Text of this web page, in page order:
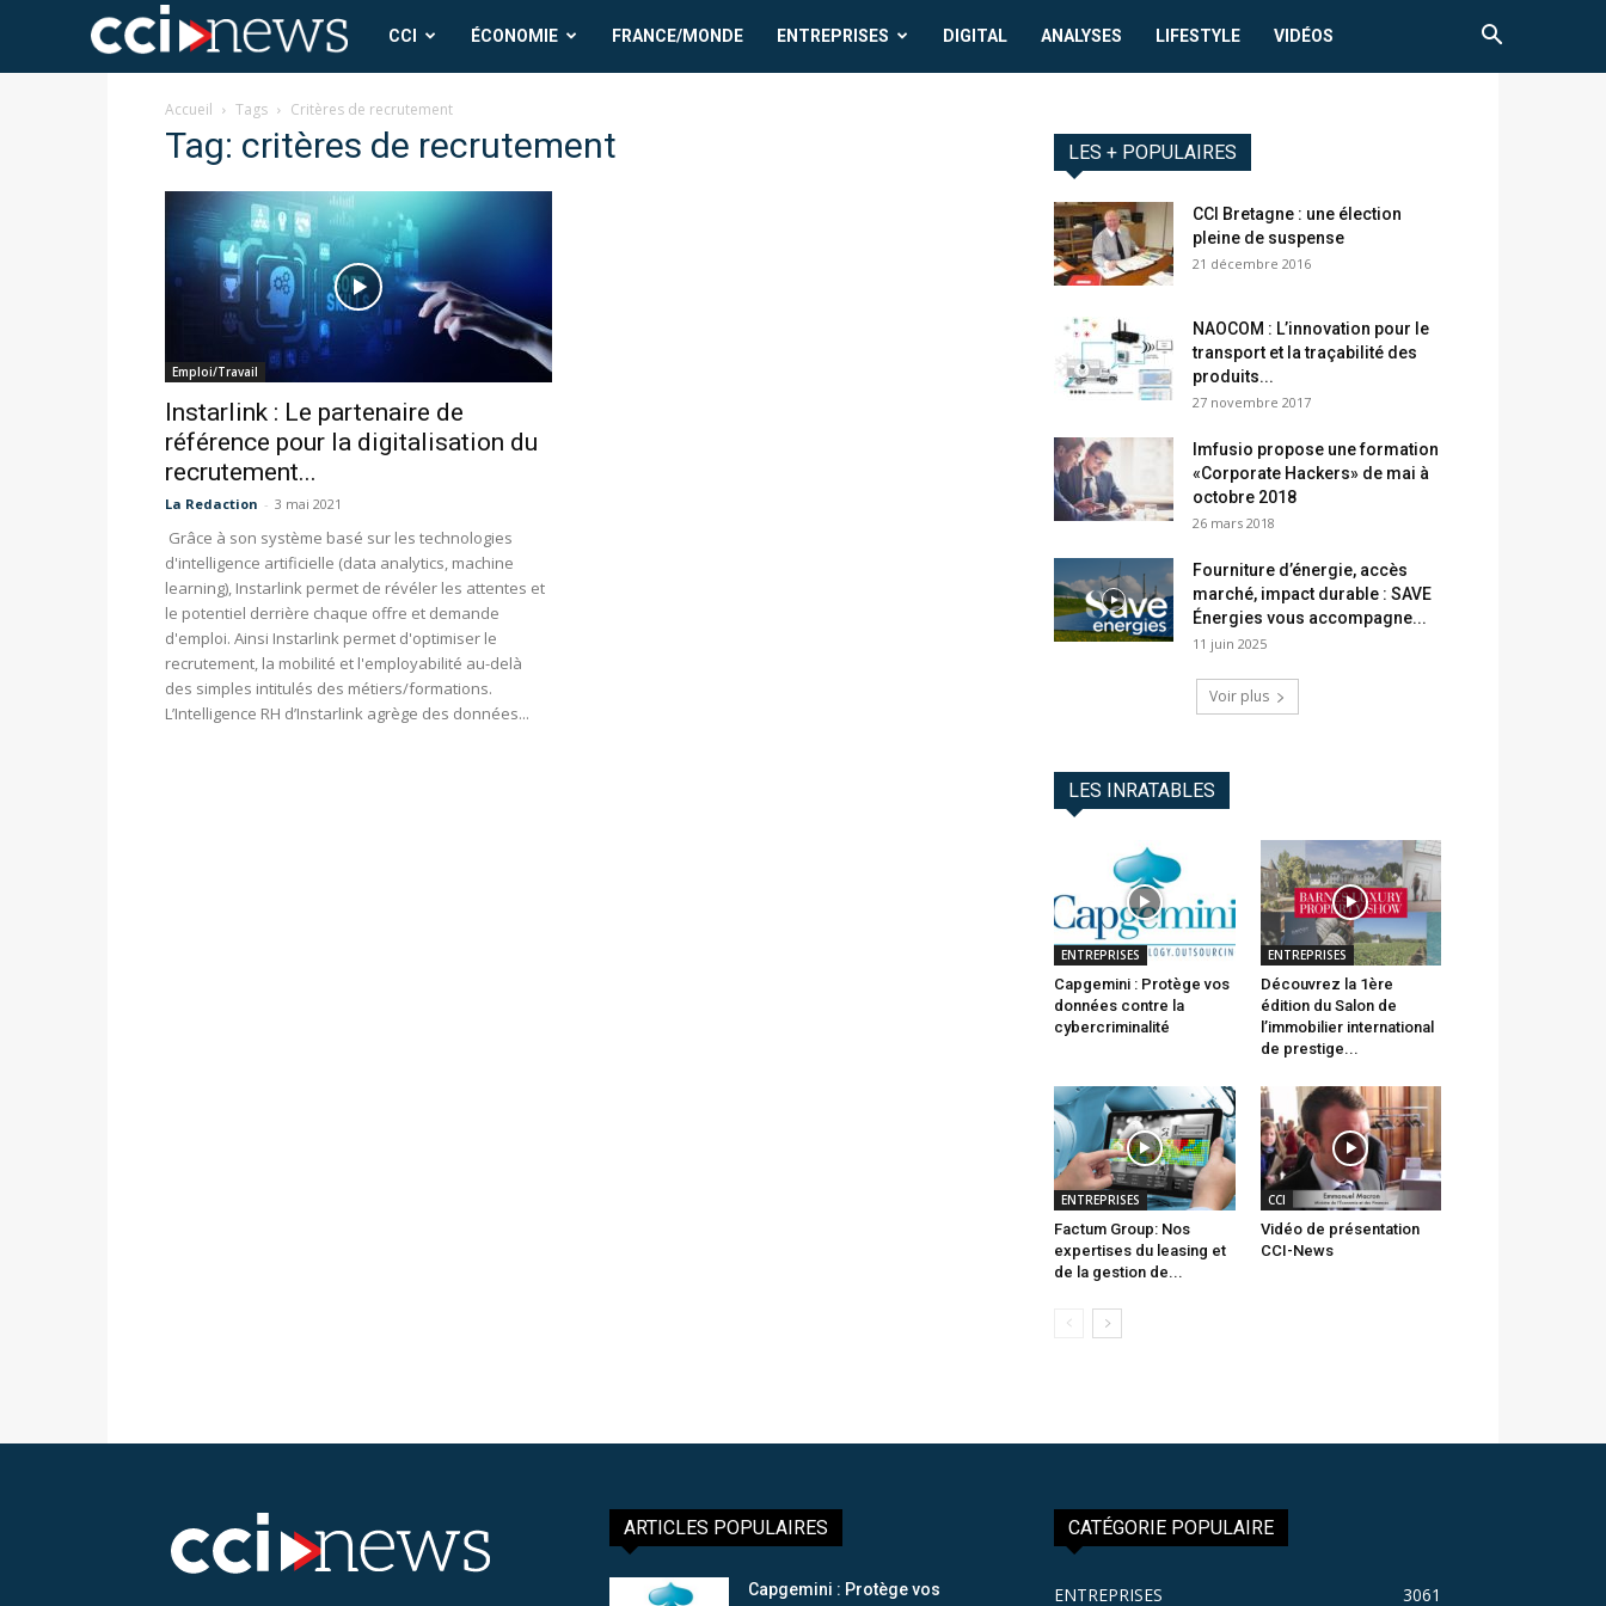
CCI
News
CCI ÉCONOMIE FRANCE/MONDE ENTREPRISES DIGITAL ANALYSES LIFESTYLE VIDÉOS
Accueil Tags Critères de recrutement
Tag: critères de recrutement
Emploi/Travail
Instarlink : Le partenaire de
référence pour la digitalisation du
recrutement...
La Redaction - 3 mai 2021
Grâce à son système basé sur les technologies
d'intelligence artificielle (data analytics, machine
learning), Instarlink permet de révéler les attentes et
le potentiel derrière chaque offre et demande
d'emploi. Ainsi Instarlink permet d'optimiser le
recrutement, la mobilité et l'employabilité au-delà
des simples intitulés des métiers/formations.
L’Intelligence RH d’Instarlink agrège des données...
LES + POPULAIRES
CCI Bretagne : une élection
pleine de suspense
21 décembre 2016
NAOCOM : L’innovation pour le
transport et la traçabilité des
produits...
27 novembre 2017
Imfusio propose une formation
«Corporate Hackers» de mai à
octobre 2018
26 mars 2018
Fourniture d’énergie, accès
marché, impact durable : SAVE
Énergies vous accompagne...
11 juin 2025
Voir plus
LES INRATABLES
ENTREPRISES
Capgemini : Protège vos
données contre la
cybercriminalité
ENTREPRISES
Découvrez la 1ère
édition du Salon de
l’immobilier international
de prestige...
ENTREPRISES
Factum Group: Nos
expertises du leasing et
de la gestion de...
CCI
Vidéo de présentation
CCI-News
ARTICLES POPULAIRES
Capgemini : Protège vos
CATÉGORIE POPULAIRE
ENTREPRISES 3061